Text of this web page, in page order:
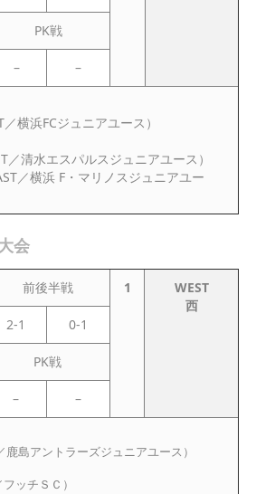
PK戦
– –
横浜FCジュニアユース）
清水エスパルスジュニアユース）
／横浜 F・マリノスジュニアユー
会
前後半戦 1
WEST
西
2-1
0-1
PK戦
– –
島アントラーズジュニアユース）
ッチＳＣ）